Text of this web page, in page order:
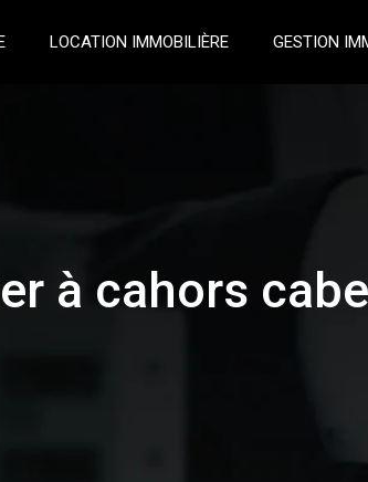
LOCATION IMMOBILIÈRE GESTION
à cahors